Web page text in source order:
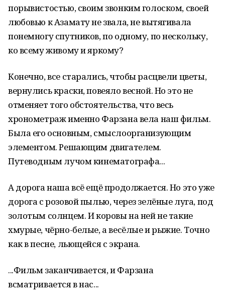
порывистостью, своим звонким голоском, своей
любовью к Азамату не звала, не вытягивала
понемногу спутников, по одному, по нескольку,
ко всему живому и яркому?
Конечно, все старались, чтобы расцвели цветы,
вернулись краски, повеяло весной. Но это не
отменяет того обстоятельства, что весь
хронометраж именно Фарзана вела наш фильм.
Была его основным, смыслоорганизующим
элементом. Решающим двигателем.
Путеводным лучом кинематографа...
А дорога наша всё ещё продолжается. Но это уже
дорога с розовой пылью, через зелёные луга, под
золотым солнцем. И коровы на ней не такие
хмурые, чёрно-белые, а весёлые и рыжие. Точно
как в песне, льющейся с экрана.
...Фильм заканчивается, и Фарзана
всматривается в нас...